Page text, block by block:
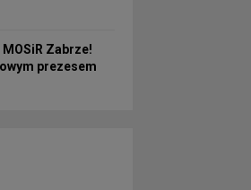
Zabrze!
prezesem